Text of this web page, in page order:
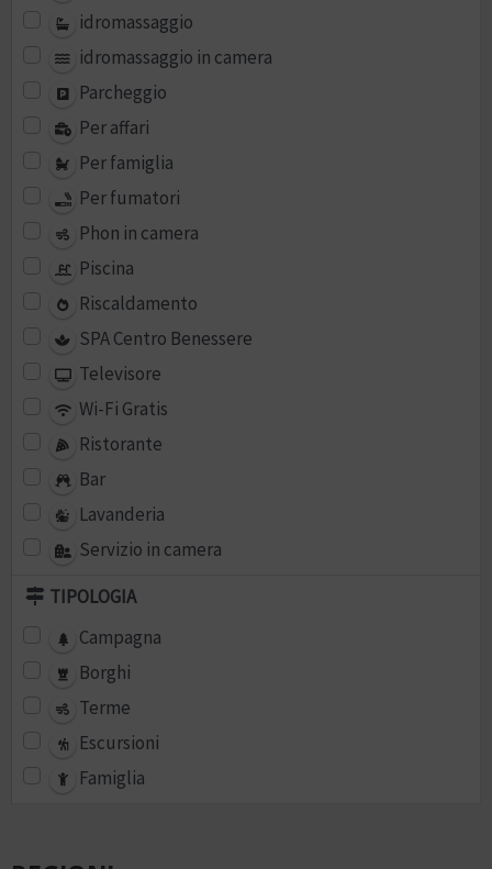
idromassaggio
idromassaggio in camera
Parcheggio
Per affari
Per famiglia
Per fumatori
Phon in camera
Piscina
Riscaldamento
SPA Centro Benessere
Televisore
Wi-Fi Gratis
Ristorante
Bar
Lavanderia
Servizio in camera
TIPOLOGIA
Campagna
Borghi
Terme
Escursioni
Famiglia